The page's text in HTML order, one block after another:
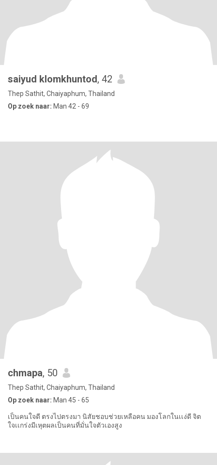
saiyud klomkhuntod, 42
Thep Sathit, Chaiyaphum, Thailand
Op zoek naar: Man 42 - 69
chmapa, 50
Thep Sathit, Chaiyaphum, Thailand
Op zoek naar: Man 45 - 65
เป็นคนใจดี ตรงไปตรงมา นิสัยชอบช่วยเหลือคน มองโลกในเเง่ดี จิต
ใจเเกร่งมีเหุตผลเป็นคนที่มั่นใจตัวเองสูง